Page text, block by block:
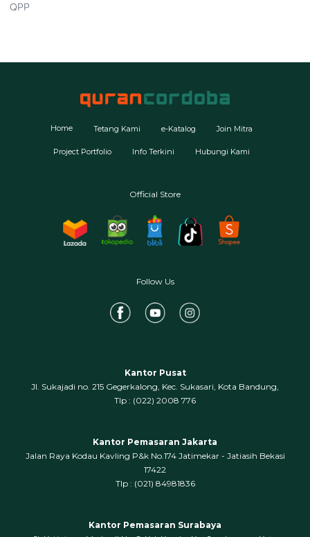
QPP
Home Tetang Kami e-Katalog Join Mitra
Project Portfolio Info Terkini Hubungi Kami
Official Store
Follow Us
Kantor Pusat
Jl. Sukajadi no. 215 Gegerkalong, Kec. Sukasari, Kota Bandung,
‍Tlp : (022) 2008 776
Kantor Pemasaran Jakarta
Jalan Raya Kodau Kavling P&k No.174 Jatimekar - Jatiasih Bekasi
17422
Tlp : (021) 84981836
Kantor Pemasaran Surabaya